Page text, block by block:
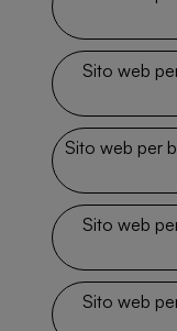
Sito web
Sito web per
Sito web
Sito web